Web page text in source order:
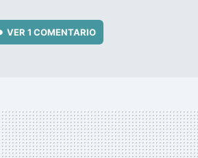
VER 1 COMENTARIO